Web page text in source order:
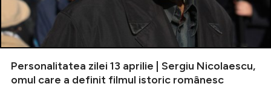
Personalitatea zilei 13 aprilie | Sergiu Nicolaescu,
omul care a definit filmul istoric românesc